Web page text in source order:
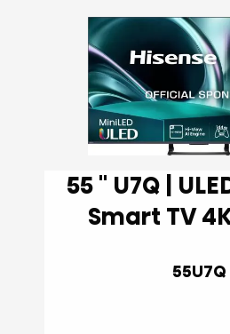
55 '' U7Q | ULED MiniLED
55U7Q